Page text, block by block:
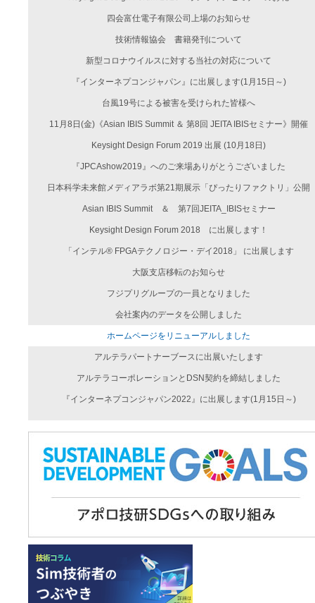
四会富仕電子有限公司上場のお知らせ
技術情報協会 書籍発刊について
新型コロナウイルスに対する当社の対応について
『インターネプコンジャパン』に出展します(1月15日～)
台風19号による被害を受けられた皆様へ
11月8日(金)《Asian IBIS Summit ＆ 第8回 JEITA IBISセミナー》開催
Keysight Design Forum 2019 出展 (10月18日)
『JPCAshow2019』へのご来場ありがとうございました
日本科学未来館メディアラボ第21期展示「ぴったりファクトリ」公開
Asian IBIS Summit ＆ 第7回JEITA_IBISセミナー
Keysight Design Forum 2018 に出展します！
「インテル® FPGAテクノロジー・デイ2018」 に出展します
大阪支店移転のお知らせ
フジプリグループの一員となりました
会社案内のデータを公開しました
ホームページをリニューアルしました
アルテラパートナーブースに出展いたします
アルテラコーポレーションとDSN契約を締結しました
『インターネプコンジャパン2022』に出展します(1月15日～)